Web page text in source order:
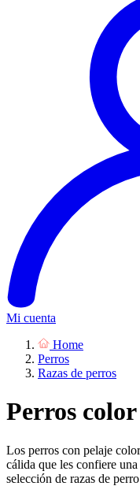
Mi cuenta
Home
Perros
Razas de perros
Perros
Los perros con pelaje
cálida que les confiere
selección de razas de